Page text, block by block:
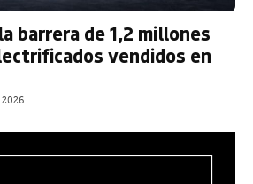
barrera de 1,2 millones
vendidos en